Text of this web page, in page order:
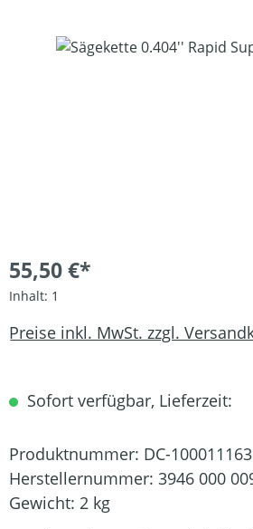
Bildergalerie überspringen
55,50 €*
Inhalt: 1
Preise inkl. MwSt. zzgl.
Sofort verfügbar, Lieferzeit:
Produktnummer: DC-100011163
Herstellernummer: 3946 000
Gewicht: 2 kg